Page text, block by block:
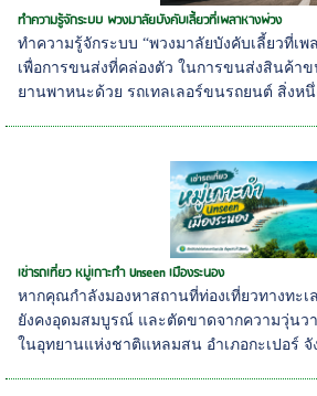
ทำความรู้จักระบบ พวงมาลัยบังคับเลี้ยวที่เพลาหางพ่วง
ทำความรู้จักระบบ “พวงมาลัยบังคับเลี้ยวที่เพ
เพื่อการขนส่งที่คล่องตัว ในการขนส่งสินค้า
ยานพาหนะด้วย รถเทลเลอร์ขนรถยนต์ สิ่งหนึ่ง
เช่ารถเที่ยว หมู่เกาะกำ Unseen เมืองระนอง
หากคุณกำลังมองหาสถานที่ท่องเที่ยวทางทะเ
ยังคงอุดมสมบูรณ์ และตัดขาดจากความวุ่นว
ในอุทยานแห่งชาติแหลมสน อำเภอกะเปอร์ จั